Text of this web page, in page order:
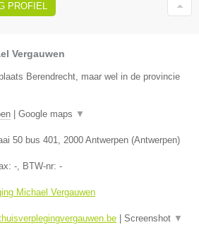
PROFIEL
Vergauwen
Berendrecht, maar wel in de provincie
Google maps ▼
50 bus 401, 2000 Antwerpen (Antwerpen)
-, BTW-nr: -
Michael Vergauwen
Screenshot ▼